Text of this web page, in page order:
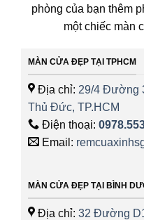
phòng của bạn thêm
một chiếc màn
MÀN CỬA ĐẸP TẠI TPHCM
Địa chỉ: 29/4 Đường
Thủ Đức, TP.HCM
Điện thoại:
Email:
MÀN CỬA ĐẸP TẠI BÌNH
Địa chỉ: 32 Đường